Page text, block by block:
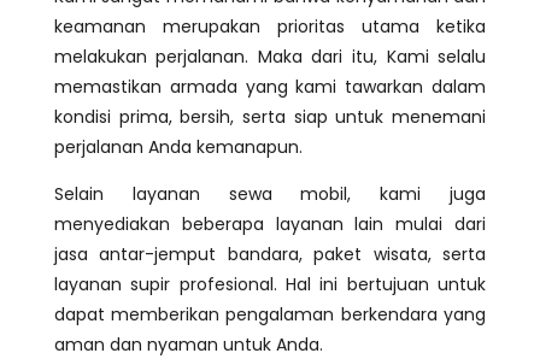
keamanan merupakan prioritas utama ketika
melakukan perjalanan. Maka dari itu, Kami selalu
memastikan armada yang kami tawarkan dalam
kondisi prima, bersih, serta siap untuk menemani
perjalanan Anda kemanapun.
Selain layanan sewa mobil, kami juga
menyediakan beberapa layanan lain mulai dari
jasa antar-jemput bandara, paket wisata, serta
layanan supir profesional. Hal ini bertujuan untuk
dapat memberikan pengalaman berkendara yang
aman dan nyaman untuk Anda.